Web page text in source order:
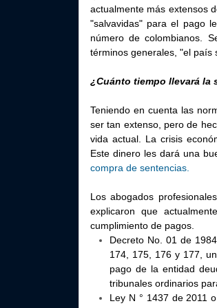
actualmente más extensos
"salvavidas" para el pago
número de colombianos.
términos generales, "el país
¿Cuánto tiempo llevará la
Teniendo en cuenta las
ser tan extenso, pero de
vida actual. La crisis
Este dinero les dará una
compra de sentencias.
Los abogados
explicaron que
cumplimiento de pagos.
Decreto No. 01 de
174, 175, 176 y 177,
pago de la entidad
tribunales ordinarios
Ley N ° 1437 de 2011